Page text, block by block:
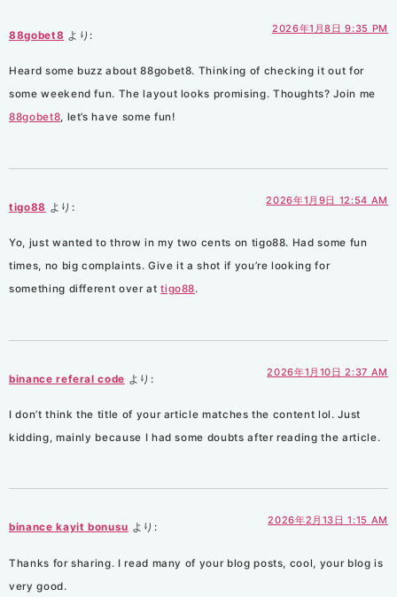
88gobet8 より:
2026年1月8日 9:35 PM
Heard some buzz about 88gobet8. Thinking of checking it out for
some weekend fun. The layout looks promising. Thoughts? Join me
88gobet8, let’s have some fun!
tigo88 より:
2026年1月9日 12:54 AM
Yo, just wanted to throw in my two cents on tigo88. Had some fun
times, no big complaints. Give it a shot if you’re looking for
something different over attigo88.
binance referal code より:
2026年1月10日 2:37 AM
I don’t think the title of your article matches the content lol. Just
kidding, mainly because I had some doubts after reading the article.
binance kayit bonusu より:
2026年2月13日 1:15 AM
Thanks for sharing. I read many of your blog posts, cool, your blog is
very good.